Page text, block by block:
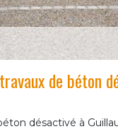
de béton
désactivé à